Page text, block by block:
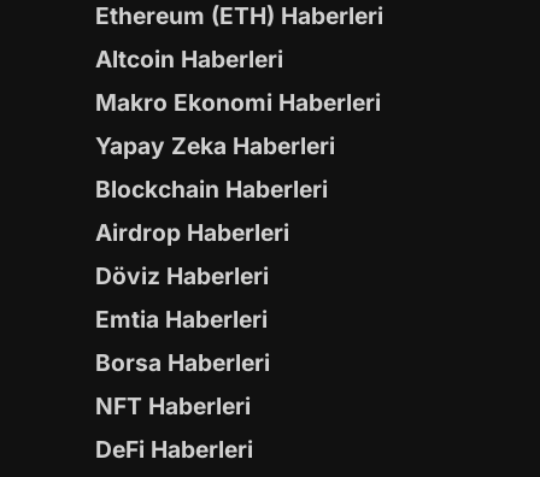
Ethereum (ETH) Haberleri
Altcoin Haberleri
Makro Ekonomi Haberleri
Yapay Zeka Haberleri
Blockchain Haberleri
Airdrop Haberleri
Döviz Haberleri
Emtia Haberleri
Borsa Haberleri
NFT Haberleri
DeFi Haberleri